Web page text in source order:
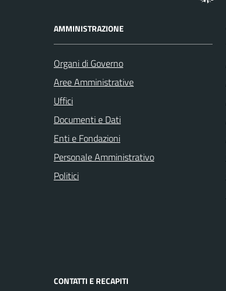
AMMINISTRAZIONE
Organi di Governo
Aree Amministrative
Uffici
Documenti e Dati
Enti e Fondazioni
Personale Amministrativo
Politici
CONTATTI E RECAPITI